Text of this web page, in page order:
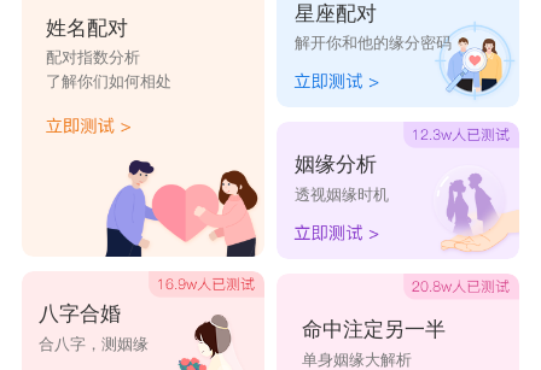
姓名配对
配对指数分析
了解你们如何相处
八字合婚
合八字，测姻缘
星座配对
解开你和他的缘分密码
姻缘分析
透视姻缘时机
命中注定另一半
单身姻缘大解析